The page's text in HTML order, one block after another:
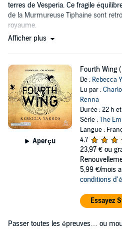
terres de Vesperia. Ce fragile
de la Murmureuse Tiphaine sont
royaume.
Afficher plus
Aperçu
Fourth Wing
De : Rebecca
Lu par :
Renna
Durée : 22 h
Série :The
Langue :
4,7
23,97 € ou
5,99 €/mois
conditions
Essayez
Passer toutes les épreuves… ou